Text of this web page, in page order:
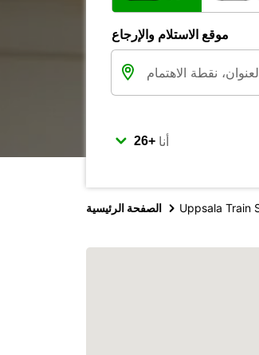
موقع الاستلام والإرجاع
أنا
الصفحة الرئيسية Uppsala Train